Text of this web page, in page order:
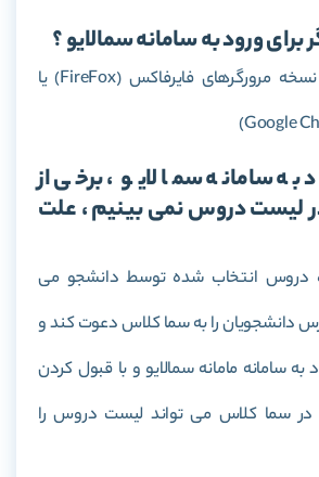
استفاده از آخرین نسخه مرورگرهای فایرفاکس (FireFox) یا
به سامانه سما لایو ، برخی از
لیست دروس نمی بینیم ، علت
دروس انتخاب شده توسط دانشجو می
دانشجویان را به سما کلاس دعوت کند و
به سامانه مامانه سمالایو و با قبول کردن
سما کلاس می تواند لیست دروس را